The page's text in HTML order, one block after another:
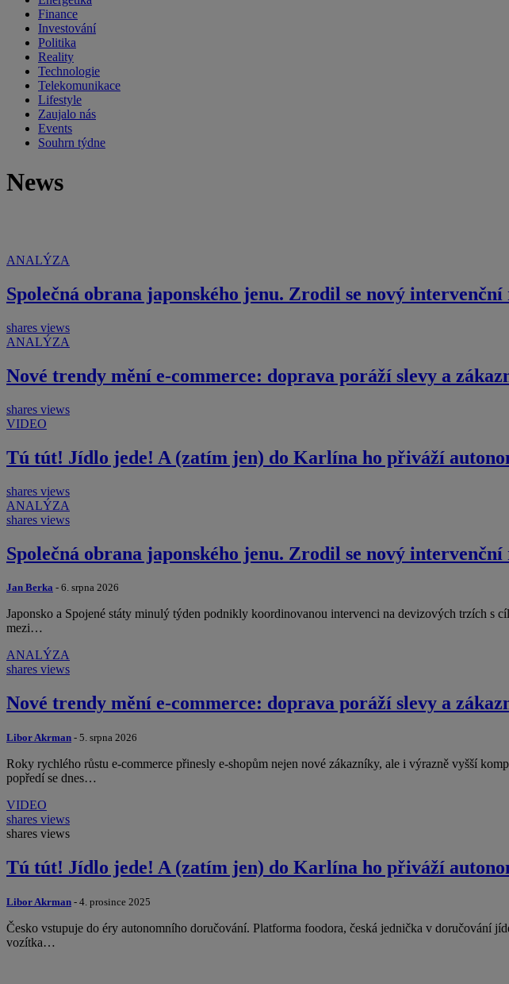
Finance
Investování
Politika
Reality
Technologie
Telekomunikace
Lifestyle
Zaujalo nás
Events
Souhrn týdne
News
ANALÝZA
Společná obrana japonského jenu. Zrodil se nový intervenční
shares views
ANALÝZA
Nové trendy mění e-commerce: doprava poráží slevy a
shares views
VIDEO
Tú tút! Jídlo jede! A (zatím jen) do Karlína ho přiváží
shares views
ANALÝZA
shares views
Společná obrana japonského jenu. Zrodil se nový intervenční
Jan Berka - 6. srpna 2026
Japonsko a Spojené státy minulý týden podnikly koordinovanou intervenci na devizových trzích s
mezi…
ANALÝZA
shares views
Nové trendy mění e-commerce: doprava poráží slevy a
Libor Akrman - 5. srpna 2026
Roky rychlého růstu e-commerce přinesly e-shopům nejen nové zákazníky, ale i výrazně vyšší
popředí se dnes…
VIDEO
shares views
shares views
Tú tút! Jídlo jede! A (zatím jen) do Karlína ho přiváží
Libor Akrman - 4. prosince 2025
Česko vstupuje do éry autonomního doručování. Platforma foodora, česká jednička v
vozítka…